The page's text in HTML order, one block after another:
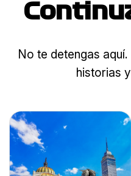
No te detengas
historias